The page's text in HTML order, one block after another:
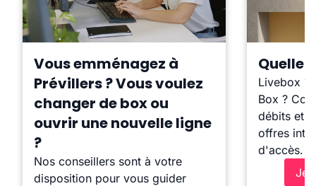
Vous emménagez à
Prévillers ? Vous voulez
changer de box ou
ouvrir une nouvelle ligne
?
Nos conseillers sont à votre
disposition pour vous guider
Quelle
Livebox ?
Box ?
débits et
offres
d'accès.
Je